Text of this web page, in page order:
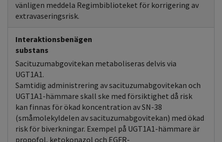
vänligen meddela Regimbiblioteket för korrigering av
extravaseringsrisk.
Interaktionsbenägen
substans
Sacituzumabgovitekan metaboliseras delvis via
UGT1A1.
Samtidig administrering av sacituzumabgovitekan och
UGT1A1-hämmare skall ske med försiktighet då risk
kan finnas för ökad koncentration av SN-38
(småmolekyldelen av sacituzumabgovitekan) med ökad
risk för biverkningar. Exempel på UGT1A1-hämmare är
propofol, ketokonazol och EGFR-